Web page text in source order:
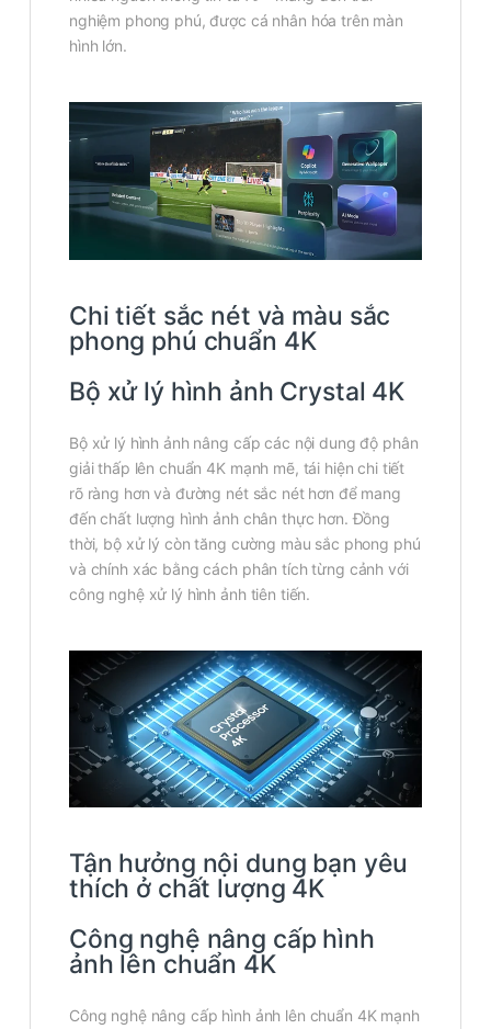
nghiệm phong phú, được cá nhân hóa trên màn
hình lớn.
Chi tiết sắc nét và màu sắc
phong phú chuẩn 4K
Bộ xử lý hình ảnh Crystal 4K
Bộ xử lý hình ảnh nâng cấp các nội dung độ phân
giải thấp lên chuẩn 4K mạnh mẽ, tái hiện chi tiết
rõ ràng hơn và đường nét sắc nét hơn để mang
đến chất lượng hình ảnh chân thực hơn. Đồng
thời, bộ xử lý còn tăng cường màu sắc phong phú
và chính xác bằng cách phân tích từng cảnh với
công nghệ xử lý hình ảnh tiên tiến.
Tận hưởng nội dung bạn yêu
thích ở chất lượng 4K
Công nghệ nâng cấp hình
ảnh lên chuẩn 4K
Công nghệ nâng cấp hình ảnh lên chuẩn 4K mạnh